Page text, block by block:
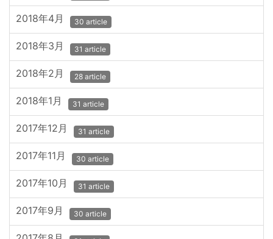
2018年4月 30 article
2018年3月 31 article
2018年2月 28 article
2018年1月 31 article
2017年12月 31 article
2017年11月 30 article
2017年10月 31 article
2017年9月 30 article